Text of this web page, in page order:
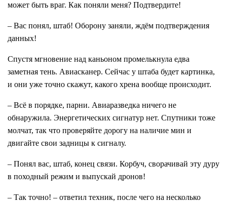
может быть враг. Как поняли меня? Подтвердите!
– Вас понял, штаб! Оборону заняли, ждём подтверждения
данных!
Спустя мгновение над каньоном промелькнула едва
заметная тень. Авиасканер. Сейчас у штаба будет картинка,
и они уже точно скажут, какого хрена вообще происходит.
– Всё в порядке, парни. Авиаразведка ничего не
обнаружила. Энергетических сигнатур нет. Спутники тоже
молчат, так что проверяйте дорогу на наличие мин и
двигайте свои задницы к сигналу.
– Понял вас, штаб, конец связи. Корбуч, сворачивай эту дуру
в походный режим и выпускай дронов!
– Так точно! – ответил техник, после чего на несколько